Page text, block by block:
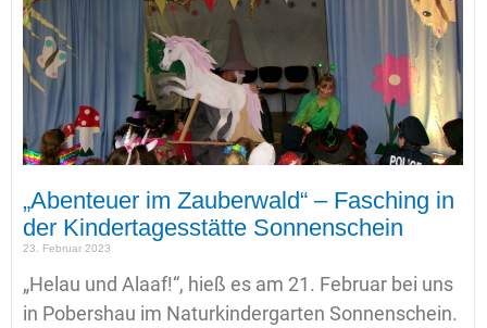
„Abenteuer im Zauberwald“ – Fasching in
der Kindertagesstätte Sonnenschein
23. Februar 2023
„Helau und Alaaf!“, hieß es am 21. Februar bei uns
in Pobershau im Naturkindergarten Sonnenschein.